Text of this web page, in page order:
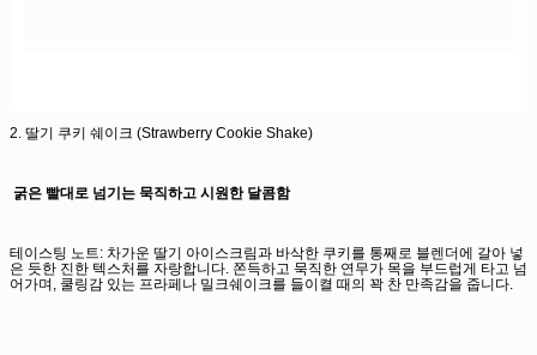
2. 딸기 쿠키 쉐이크 (Strawberry Cookie Shake)
굵은 빨대로 넘기는 묵직하고 시원한 달콤함
테이스팅 노트: 차가운 딸기 아이스크림과 바삭한 쿠키를 통째로 블렌더에 갈아 넣
은 듯한 진한 텍스처를 자랑합니다. 쫀득하고 묵직한 연무가 목을 부드럽게 타고 넘
어가며, 쿨링감 있는 프라페나 밀크쉐이크를 들이켤 때의 꽉 찬 만족감을 줍니다.